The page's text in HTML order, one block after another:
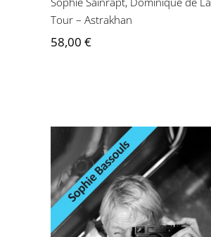
Tour – Astrakhan
58,00 €